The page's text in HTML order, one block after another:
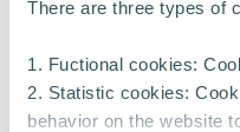
There are three types of
1. Fuctional cookies:
2. Statistic cookies:
behavior on the website